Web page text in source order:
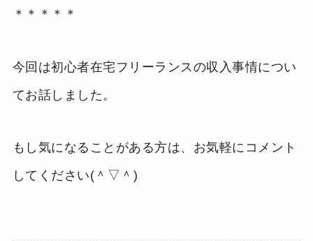
＊＊＊＊＊
今回は初心者在宅フリーランスの収入事情につい
てお話しました。
もし気になることがある方は、お気軽にコメント
してください(＾▽＾)